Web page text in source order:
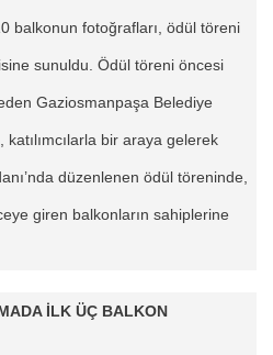
balkonun fotoğrafları, ödül töreni
sunuldu. Ödül töreni öncesi
Gaziosmanpaşa Belediye
bir araya gelerek
düzenlenen ödül töreninde,
giren balkonların sahiplerine
İLK ÜÇ BALKON